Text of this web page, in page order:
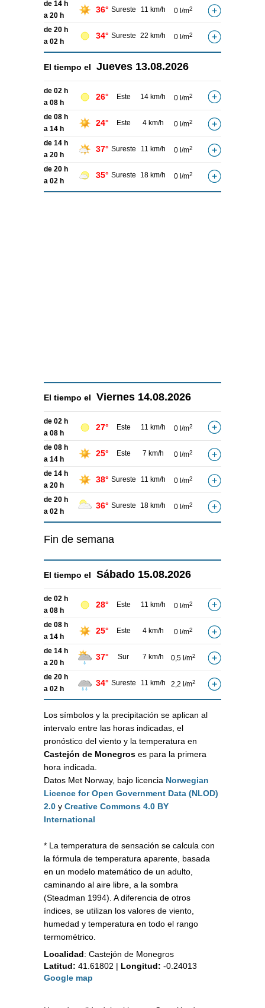
de 14 h
a 20 h
36° Sureste 11 km/h 0 l/m2
de 20 h
a 02 h
34° Sureste 22 km/h 0 l/m2
El tiempo el Jueves 13.08.2026
de 02 h
a 08 h
26° Este 14 km/h 0 l/m2
de 08 h
a 14 h
24° Este 4 km/h 0 l/m2
de 14 h
a 20 h
37° Sureste 11 km/h 0 l/m2
de 20 h
a 02 h
35° Sureste 18 km/h 0 l/m2
El tiempo el Viernes 14.08.2026
de 02 h
a 08 h
27° Este 11 km/h 0 l/m2
de 08 h
a 14 h
25° Este 7 km/h 0 l/m2
de 14 h
a 20 h
38° Sureste 11 km/h 0 l/m2
de 20 h
a 02 h
36° Sureste 18 km/h 0 l/m2
Fin de semana
El tiempo el Sábado 15.08.2026
de 02 h
a 08 h
28° Este 11 km/h 0 l/m2
de 08 h
a 14 h
25° Este 4 km/h 0 l/m2
de 14 h
a 20 h
37° Sur 7 km/h 0,5 l/m2
de 20 h
a 02 h
34° Sureste 11 km/h 2,2 l/m2
Los símbolos y la precipitación se aplican al
intervalo entre las horas indicadas, el
pronóstico del viento y la temperatura en
Castejón de Monegros es para la primera
hora indicada.
Datos Met Norway, bajo licencia Norwegian
Licence for Open Government Data (NLOD)
2.0 y Creative Commons 4.0 BY
International
* La temperatura de sensación se calcula con
la fórmula de temperatura aparente, basada
en un modelo matemático de un adulto,
caminando al aire libre, a la sombra
(Steadman 1994). A diferencia de otros
índices, se utilizan los valores de viento,
humedad y temperatura en todo el rango
termométrico.
Localidad: Castejón de Monegros
Latitud: 41.61802 | Longitud: -0.24013
Google map